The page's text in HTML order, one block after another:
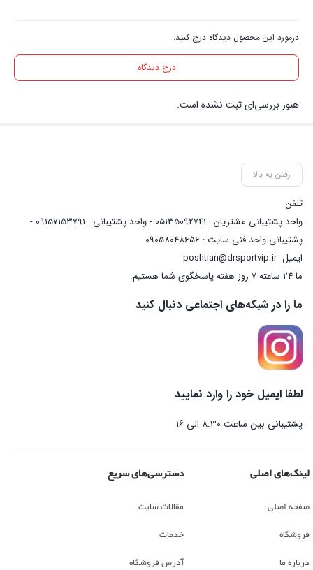
درمورد این محصول دیدگاه درج کنید.
درج دیدگاه
هنوز بررسی‌ای ثبت نشده است.
رفتن به بالا
تلفن
واحد پشتیبانی مشتریان : 05135092741 - واحد پشتیبانی : 09157153791 -
پشتیبانی واحد فنی سایت : 09058048656
ایمیلposhtian@drsportvip.ir
ما 24 ساعته 7 روز هفته پاسخگوی شما هستیم.
ما را در شبکه‌های اجتماعی دنبال کنید
لطفا ایمیل خود را وارد نمایید
پشتیبانی بین ساعت 8:30 الی 16
لینک‌های اصلی
صفحه اصلی
فروشگاه
درباره ما
دسترسی‌های سریع
مقالات سایت
خدمات
آدرس فروشگاه